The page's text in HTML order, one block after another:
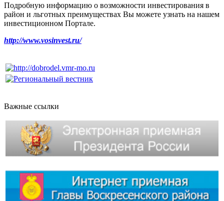
Подробную информацию о возможности инвестирования в
район и льготных преимуществах Вы можете узнать на нашем
инвестиционном Портале.
http://www.vosinvest.ru/
Важные ссылки